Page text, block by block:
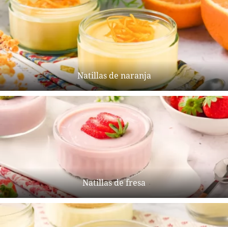
Natillas de naranja
Natillas de fresa